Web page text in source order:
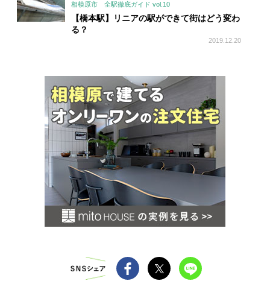
相模原市 全駅徹底ガイド vol.10
【橋本駅】リニアの駅ができて街はどう変わ
る？
2019.12.20